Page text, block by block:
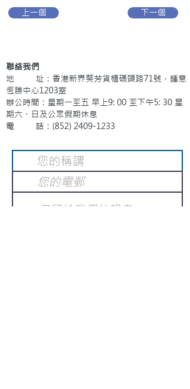
上一個 下一個
聯絡我們
地 址：香港新界葵芳貨櫃碼頭路71號，鍾意
恆勝中心1203室
辦公時間：星期一至五 早上9: 00 至下午5: 30 星
期六、日及公眾假期休息
電 話：(852) 2409-1233